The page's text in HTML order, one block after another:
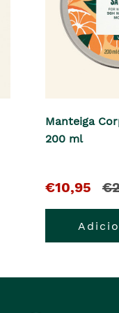
Manteiga
200 ml
O
pre�o
atual
€10,95
e
o
era